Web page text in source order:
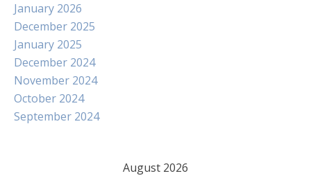
January 2026
December 2025
January 2025
December 2024
November 2024
October 2024
September 2024
August 2026